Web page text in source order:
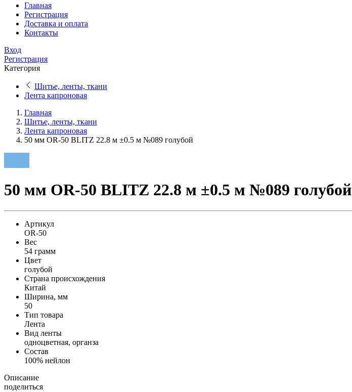
Главная
Регистрация
Доставка и оплата
Контакты
Вход
Регистрация
Категория
Шитье, ленты, ткани
Лента капроновая
Главная
Шитье, ленты, ткани
Лента капроновая
50 мм OR-50 BLITZ 22.8 м ±0.5 м №089 голубой
50 мм OR-50 BLITZ 22.8 м ±0.5 м №089 голубой
Артикул
OR-50
Вес
54 грамм
Цвет
голубой
Страна происхождения
Китай
Ширина, мм
50
Тип товара
Лента
Вид ленты
одноцветная, органза
Состав
100% нейлон
Описание
поделиться